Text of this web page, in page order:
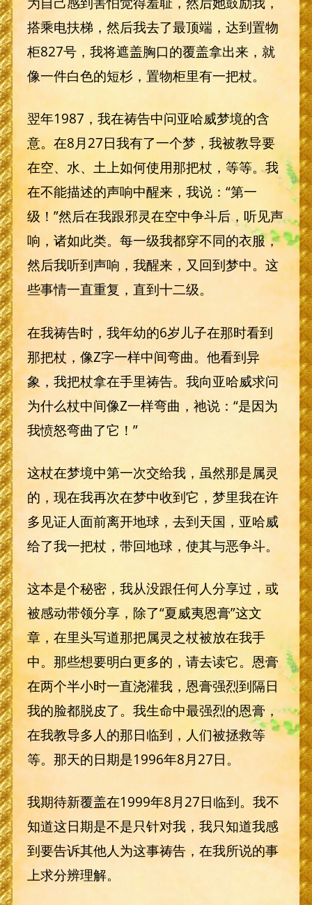
搭乘电扶梯，然后我去了最顶端，达到置物
柜827号，我将遮盖胸口的覆盖拿出来，就
像一件白色的短杉，置物柜里有一把杖。
翌年1987，我在祷告中问亚哈威梦境的含
意。在8月27日我有了一个梦，我被教导要
在空、水、土上如何使用那把杖，等等。我
在不能描述的声响中醒来，我说：“第一
级！”然后在我跟邪灵在空中争斗后，听见声
响，诸如此类。每一级我都穿不同的衣服，
然后我听到声响，我醒来，又回到梦中。这
些事情一直重复，直到十二级。
在我祷告时，我年幼的6岁儿子在那时看到
那把杖，像Z字一样中间弯曲。他看到异
象，我把杖拿在手里祷告。我向亚哈威求问
为什么杖中间像Z一样弯曲，祂说：“是因为
我愤怒弯曲了它！”
这杖在梦境中第一次交给我，虽然那是属灵
的，现在我再次在梦中收到它，梦里我在许
多见证人面前离开地球，去到天国，亚哈威
给了我一把杖，带回地球，使其与恶争斗。
这本是个秘密，我从没跟任何人分享过，或
被感动带领分享，除了“夏威夷恩膏”这文
章，在里头写道那把属灵之杖被放在我手
中。那些想要明白更多的，请去读它。恩膏
在两个半小时一直浇灌我，恩膏强烈到隔日
我的脸都脱皮了。我生命中最强烈的恩膏，
在我教导多人的那日临到，人们被拯救等
等。那天的日期是1996年8月27日。
我期待新覆盖在1999年8月27日临到。我不
知道这日期是不是只针对我，我只知道我感
到要告诉其他人为这事祷告，在我所说的事
上求分辨理解。